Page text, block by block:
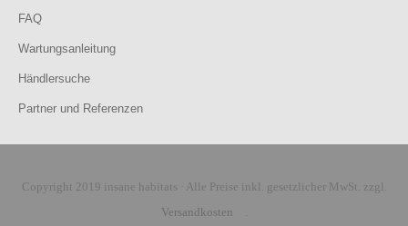
FAQ
Wartungsanleitung
Händlersuche
Partner und Referenzen
Copyright 2019 insane habitats · Alle Preise inkl. gesetzlicher MwSt. zzgl.
Versandkosten
.